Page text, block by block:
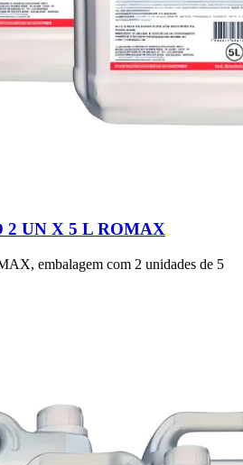
2 UN X 5 L ROMAX
embalagem com 2 unidades de 5